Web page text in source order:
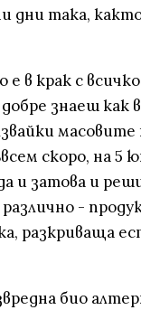
дни така,
в крак с
знаеш как
скоро, на 5
и затова и
-
разкриваща
био